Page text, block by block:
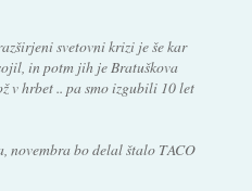
svetovni krizi je še kar
in potm jih je Bratuškova
v hrbet .. pa smo izgubili 10 let
novembra bo delal štalo TACO